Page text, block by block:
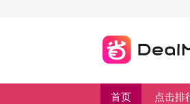
首页 点击排